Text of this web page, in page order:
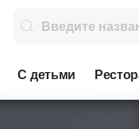
С детьми